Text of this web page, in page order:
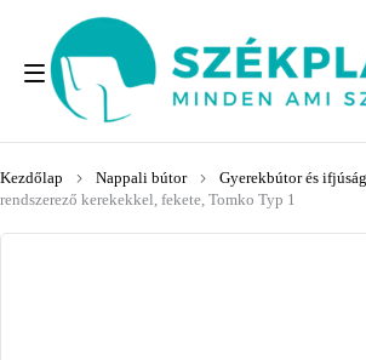
Kezdőlap Nappali bútor Gyerekbútor és
rendszerező kerekekkel, fekete, Tomko Typ 1